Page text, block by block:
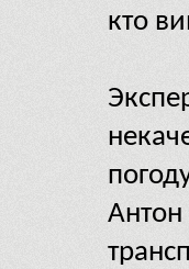
кто
Антон